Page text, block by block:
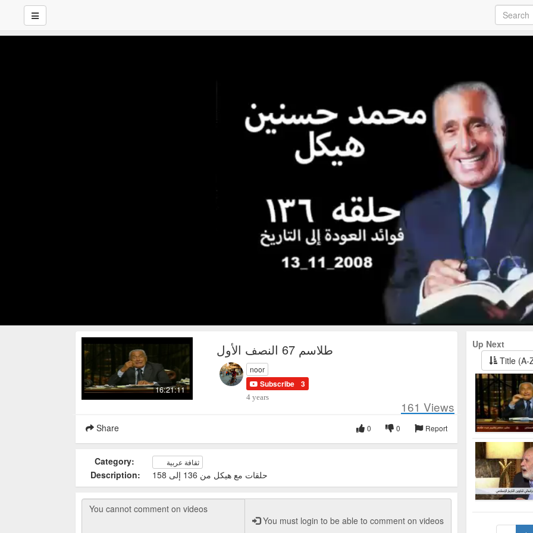
16:21:11
طلاسم 67 النصف الأول
noor
Subscribe 3
4 years
161 Views
Share Report
0
0
Category: ثقافة عربية
Description: حلقات مع هيكل من 136 إلى 158
You must login to be able to comment on videos
Up Next
Title (A-